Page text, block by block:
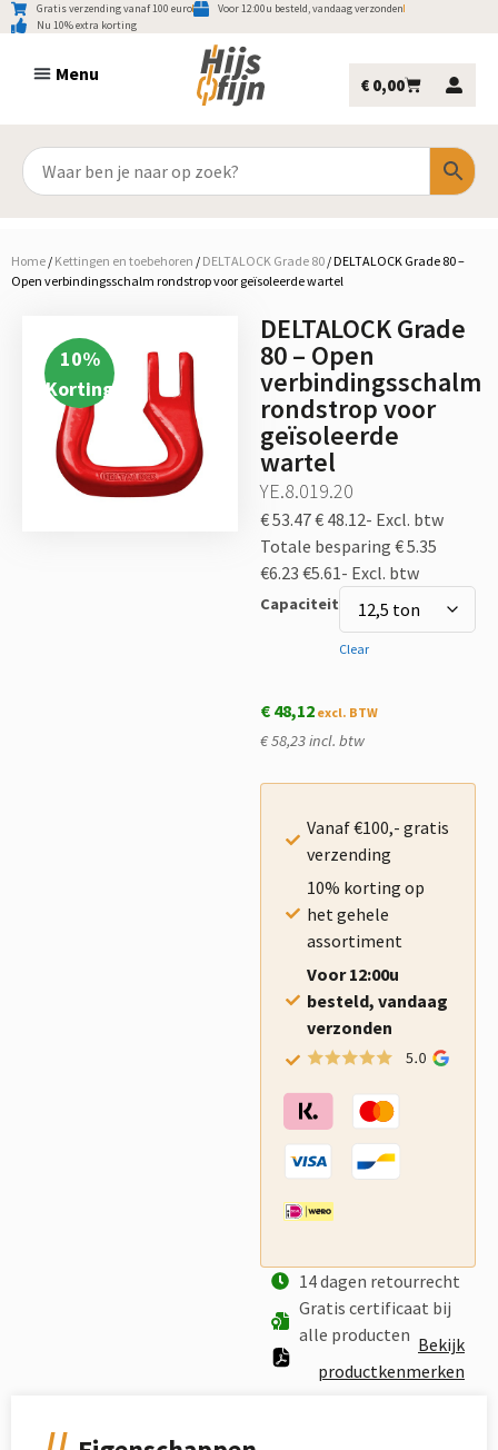
Gratis verzending vanaf 100 euro
Voor 12:00u besteld, vandaag verzonden
Nu 10% extra korting
€ 0,00
Home / Kettingen en toebehoren / DELTALOCK Grade 80 /DELTALOCK Grade 80 –
Open verbindingsschalm rondstrop voor geïsoleerde wartel
10%
Korting
DELTALOCK Grade
80 – Open
verbindingsschalm
rondstrop voor
geïsoleerde
wartel
YE.8.019.20
€ 53.47€ 48.12- Excl. btw
Totale besparing € 5.35
€6.23 €5.61- Excl. btw
Capaciteit
Clear
€ 48,12
€ 58,23 incl. btw
Vanaf €100,- gratis
verzending
10% korting op
het gehele
assortiment
Voor 12:00u
besteld, vandaag
verzonden
14 dagen retourrecht
Gratis certificaat bij
alle producten Bekijk
productkenmerken